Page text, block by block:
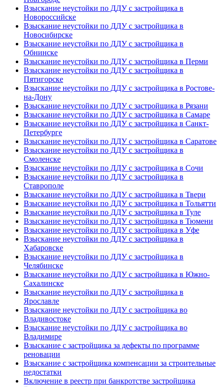
Взыскание неустойки по ДДУ с застройщика в
Новороссийске
Взыскание неустойки по ДДУ с застройщика в
Новосибирске
Взыскание неустойки по ДДУ с застройщика в
Обнинске
Взыскание неустойки по ДДУ с застройщика в Перми
Взыскание неустойки по ДДУ с застройщика в
Пятигорске
Взыскание неустойки по ДДУ с застройщика в Ростове-
на-Дону
Взыскание неустойки по ДДУ с застройщика в Рязани
Взыскание неустойки по ДДУ с застройщика в Самаре
Взыскание неустойки по ДДУ с застройщика в Санкт-
Петербурге
Взыскание неустойки по ДДУ с застройщика в Саратове
Взыскание неустойки по ДДУ с застройщика в
Смоленске
Взыскание неустойки по ДДУ с застройщика в Сочи
Взыскание неустойки по ДДУ с застройщика в
Ставрополе
Взыскание неустойки по ДДУ с застройщика в Твери
Взыскание неустойки по ДДУ с застройщика в Тольятти
Взыскание неустойки по ДДУ с застройщика в Туле
Взыскание неустойки по ДДУ с застройщика в Тюмени
Взыскание неустойки по ДДУ с застройщика в Уфе
Взыскание неустойки по ДДУ с застройщика в
Хабаровске
Взыскание неустойки по ДДУ с застройщика в
Челябинске
Взыскание неустойки по ДДУ с застройщика в Южно-
Сахалинске
Взыскание неустойки по ДДУ с застройщика в
Ярославле
Взыскание неустойки по ДДУ с застройщика во
Владивостоке
Взыскание неустойки по ДДУ с застройщика во
Владимире
Взыскание с застройщика за дефекты по программе
реновации
Взыскание с застройщика компенсации за строительные
недостатки
Включение в реестр при банкротстве застройщика